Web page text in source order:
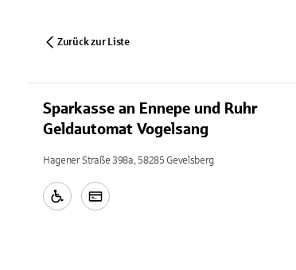
Zurück zur Liste
Sparkasse an Ennepe und Ruhr
Geldautomat Vogelsang
Hagener Straße 398a, 58285 Gevelsberg